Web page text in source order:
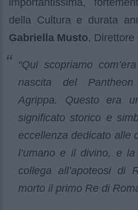
importantissima,
della Cultura e durata
Gabriella Musto, Direttore
“Qui scopriamo
nascita del
Agrippa. Questo era
significato storico e
eccellenza dedicato alle
l’umano e il divino, e
collega all’apoteosi di
morto il primo Re di